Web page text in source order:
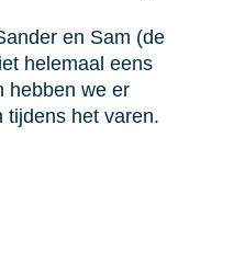
en Sam (de
helemaal eens
hebben we er
tijdens het varen.